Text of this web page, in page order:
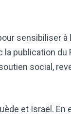
sensibiliser
publication du
social,
et Israël. En